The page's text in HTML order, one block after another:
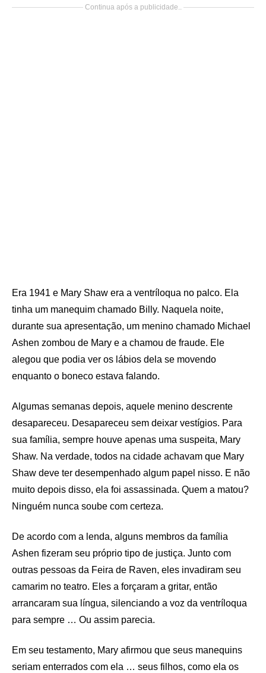
Continua após a publicidade..
Era 1941 e Mary Shaw era a ventríloqua no palco. Ela
tinha um manequim chamado Billy. Naquela noite,
durante sua apresentação, um menino chamado Michael
Ashen zombou de Mary e a chamou de fraude. Ele
alegou que podia ver os lábios dela se movendo
enquanto o boneco estava falando.
Algumas semanas depois, aquele menino descrente
desapareceu. Desapareceu sem deixar vestígios. Para
sua família, sempre houve apenas uma suspeita, Mary
Shaw. Na verdade, todos na cidade achavam que Mary
Shaw deve ter desempenhado algum papel nisso. E não
muito depois disso, ela foi assassinada. Quem a matou?
Ninguém nunca soube com certeza.
De acordo com a lenda, alguns membros da família
Ashen fizeram seu próprio tipo de justiça. Junto com
outras pessoas da Feira de Raven, eles invadiram seu
camarim no teatro. Eles a forçaram a gritar, então
arrancaram sua língua, silenciando a voz da ventríloqua
para sempre … Ou assim parecia.
Em seu testamento, Mary afirmou que seus manequins
seriam enterrados com ela … seus filhos, como ela os